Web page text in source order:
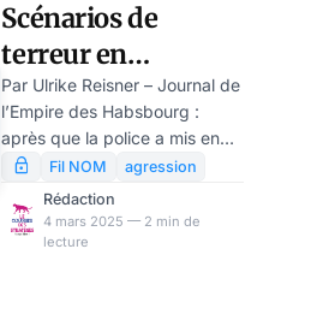
Scénarios de
terreur en
Allemagne et en
Autriche en ce
lundi de carnaval
Par Ulrike Reisner – Journal de
l’Empire des Habsbourg :
après que la police a mis en
garde contre des situations
dangereuses pendant le
carnaval en Allemagne et en
Autriche, des opérations de
Fil NOM
agression
Rédaction
4 mars 2025 — 2 min de
lecture